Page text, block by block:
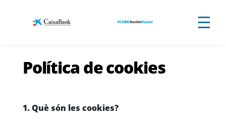
☰
Política de cookies
1. Què són les cookies?